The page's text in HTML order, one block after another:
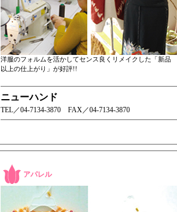
洋服のフォルムを活かしてセンス良くリメイクした「新品
以上の仕上がり」が好評!!
ニューハンド
TEL／ 04-7134-3870 FAX／04-7134-3870
アパレル